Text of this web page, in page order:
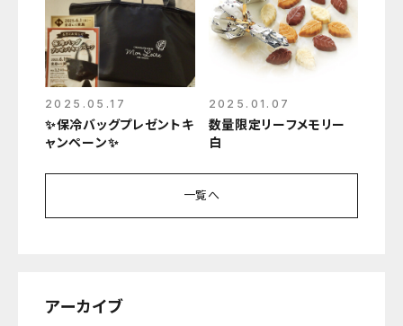
2025.05.17
✨保冷バッグプレゼントキ
ャンペーン✨
2025.01.07
数量限定リーフメモリー
白
一覧へ
アーカイブ